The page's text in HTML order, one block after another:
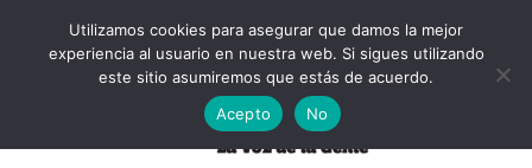
Utilizamos cookies para asegurar que damos la mejor
experiencia al usuario en nuestra web. Si sigues utilizando
este sitio asumiremos que estás de acuerdo.
Acepto
No